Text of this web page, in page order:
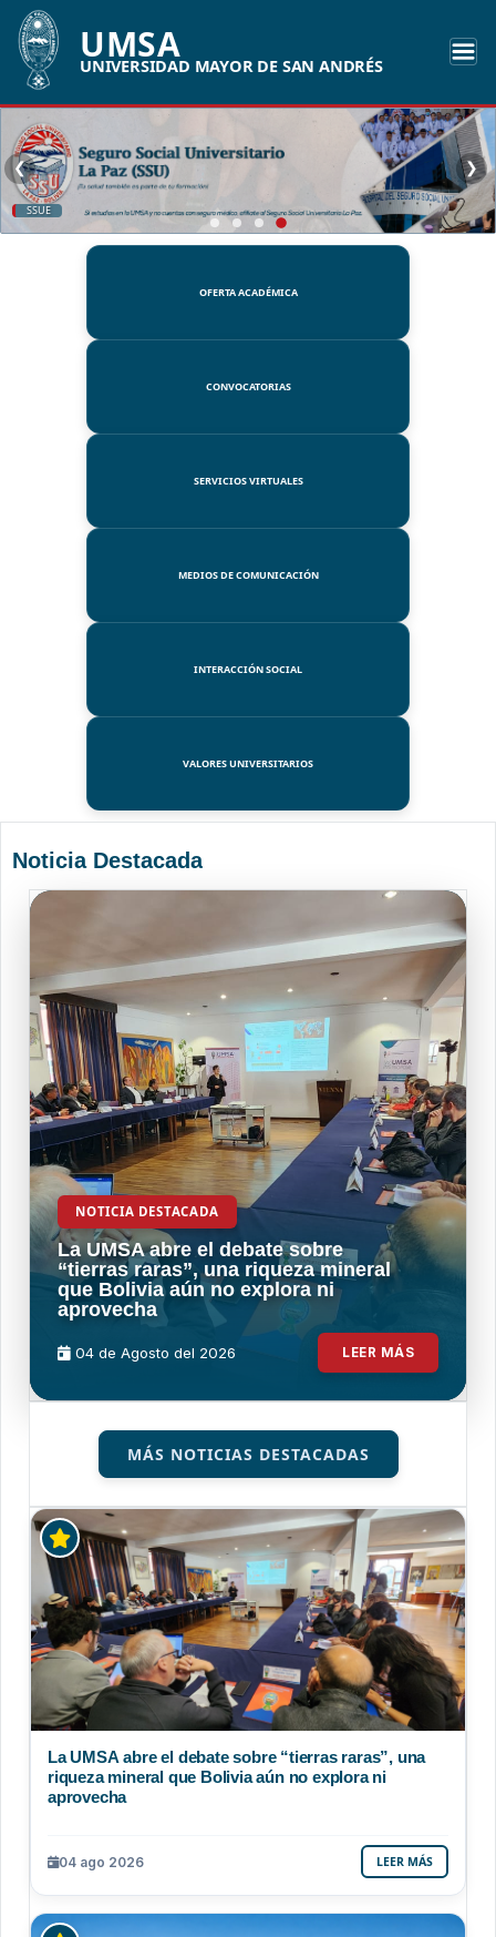
UMSA
UNIVERSIDAD MAYOR DE SAN ANDRÉS
SSUE
❮ ❯
OFERTA ACADÉMICA
CONVOCATORIAS
SERVICIOS VIRTUALES
MEDIOS DE COMUNICACIÓN
INTERACCIÓN SOCIAL
VALORES UNIVERSITARIOS
Noticia Destacada
NOTICIA DESTACADA
La UMSA abre el debate sobre
“tierras raras”, una riqueza mineral
que Bolivia aún no explora ni
aprovecha
04 de Agosto del 2026 LEER MÁS
MÁS NOTICIAS DESTACADAS
La UMSA abre el debate sobre “tierras raras”, una
riqueza mineral que Bolivia aún no explora ni
aprovecha
04 ago 2026 LEER MÁS